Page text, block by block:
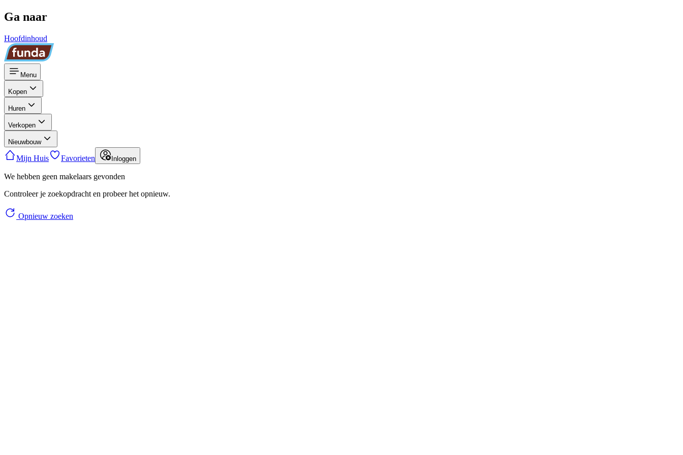
Ga naar
Hoofdinhoud
Menu
Kopen
Huren
Verkopen
Nieuwbouw
Mijn Huis Favorieten Inloggen
We hebben geen makelaars gevonden
Controleer je zoekopdracht en probeer het opnieuw.
Opnieuw zoeken